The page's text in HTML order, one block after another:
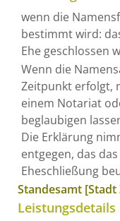
wenn die
bestimmt wird:
Ehe geschlossen
Wenn die
Zeitpunkt erfolgt,
einem Notariat
beglaubigen
Die Erklärung
entgegen, das
Eheschließung
Standesamt
Leistungsdetails